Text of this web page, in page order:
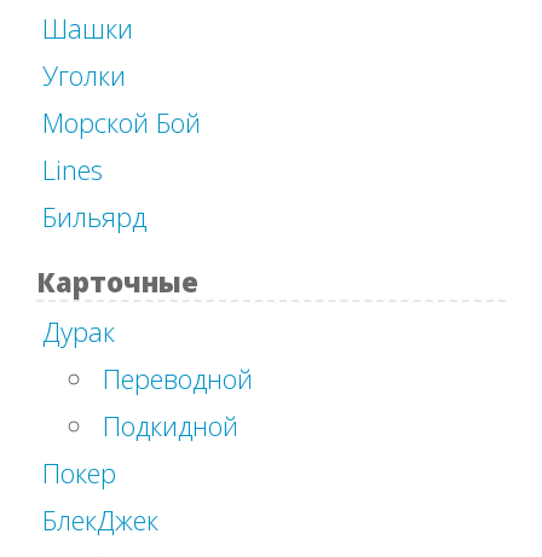
Шашки
Уголки
Морской Бой
Lines
Бильярд
Карточные
Дурак
Переводной
Подкидной
Покер
БлекДжек